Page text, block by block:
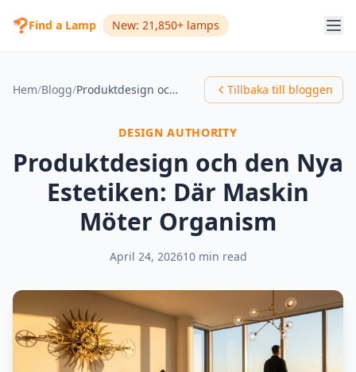
Find a Lamp New: 21,850+ lamps
Hem/Blogg/ Produktdesign och den Nya Estetiken: Där Maskin Möter Organism Tillbaka till bloggen
DESIGN AUTHORITY
Produktdesign och den Nya
Estetiken: Där Maskin
Möter Organism
April 24, 202610 min read